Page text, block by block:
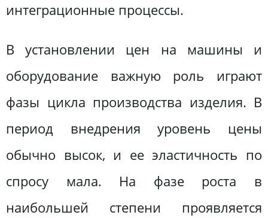
интеграционные процессы.
В установлении цен на машины и
оборудование важную роль играют
фазы цикла производства изделия. В
период внедрения уровень цены
обычно высок, и ее эластичность по
спросу мала. На фазе роста в
наибольшей степени проявляется